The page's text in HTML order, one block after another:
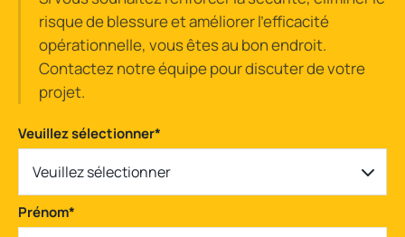
risque de blessure et améliorer l'efficacité
opérationnelle, vous êtes au bon endroit.
Contactez notre équipe pour discuter de votre
projet.
Veuillez sélectionner*
Veuillez sélectionner
Prénom*